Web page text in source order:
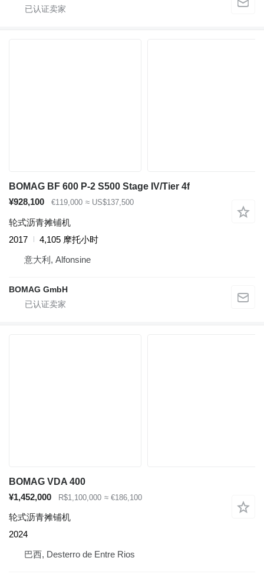
BOMAG BF 600 P-2 S500 Stage IV/Tier 4f
¥928,100
€119,000 ≈ US$137,500
轮式沥青摊铺机
2017
4,105 摩托小时
意大利, Alfonsine
BOMAG GmbH
BOMAG VDA 400
¥1,452,000
R$1,100,000 ≈ €186,100
轮式沥青摊铺机
2024
巴西, Desterro de Entre Rios